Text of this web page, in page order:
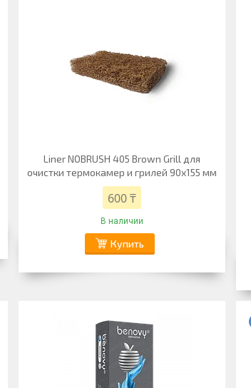
Liner NOBRUSH 405 Brown Grill для
очистки термокамер и грилей 90х155 мм
600 ₸
В наличии
Купить